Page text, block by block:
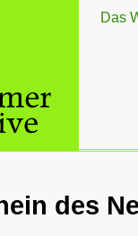
Das
des